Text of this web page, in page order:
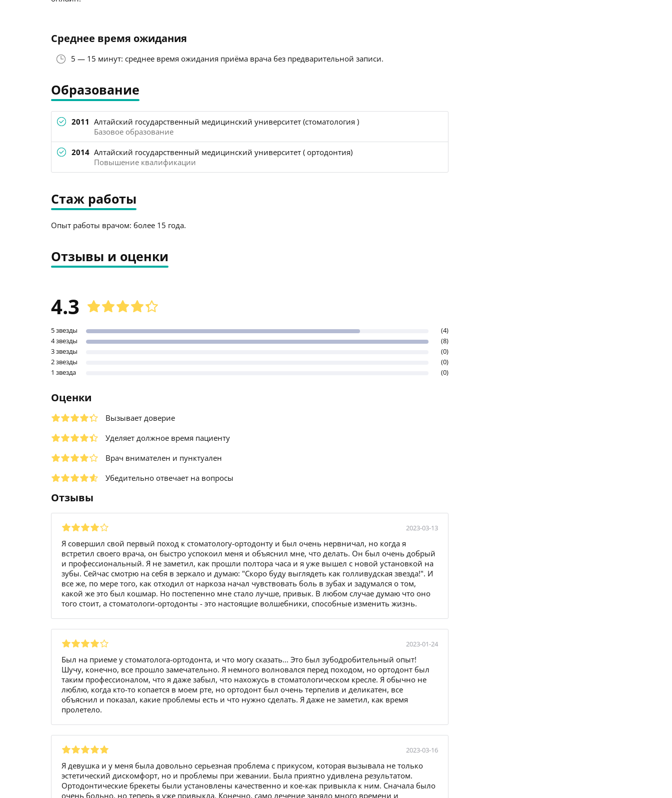
Среднее время ожидания
5 — 15 минут: среднее время ожидания приёма врача без предварительной записи.
Образование
2011 Алтайский государственный медицинский университет (стоматология )
Базовое образование
2014 Алтайский государственный медицинский университет ( ортодонтия)
Повышение квалификации
Стаж работы
Опыт работы врачом: более 15 года.
Отзывы и оценки
4.3
5 звезды
(4)
4 звезды
(8)
3 звезды
(0)
2 звезды
(0)
1 звезда
(0)
Оценки
Вызывает доверие
Уделяет должное время пациенту
Врач внимателен и пунктуален
Убедительно отвечает на вопросы
Отзывы
2023-03-13
Я совершил свой первый поход к стоматологу-ортодонту и был очень нервничал, но когда я
встретил своего врача, он быстро успокоил меня и объяснил мне, что делать. Он был очень добрый
и профессиональный. Я не заметил, как прошли полтора часа и я уже вышел с новой установкой на
зубы. Сейчас смотрю на себя в зеркало и думаю: "Скоро буду выглядеть как голливудская звезда!". И
все же, по мере того, как отходил от наркоза начал чувствовать боль в зубах и задумался о том,
какой же это был кошмар. Но постепенно мне стало лучше, привык. В любом случае думаю что оно
того стоит, а стоматологи-ортодонты - это настоящие волшебники, способные изменить жизнь.
2023-01-24
Был на приеме у стоматолога-ортодонта, и что могу сказать... Это был зубодробительный опыт!
Шучу, конечно, все прошло замечательно. Я немного волновался перед походом, но ортодонт был
таким профессионалом, что я даже забыл, что нахожусь в стоматологическом кресле. Я обычно не
люблю, когда кто-то копается в моем рте, но ортодонт был очень терпелив и деликатен, все
объяснил и показал, какие проблемы есть и что нужно сделать. Я даже не заметил, как время
пролетело.
2023-03-16
Я девушка и у меня была довольно серьезная проблема с прикусом, которая вызывала не только
эстетический дискомфорт, но и проблемы при жевании. Была приятно удивлена результатом.
Ортодонтические брекеты были установлены качественно и кое-как привыкла к ним. Сначала было
очень больно, но теперь я уже привыкла. Конечно, само лечение заняло много времени и